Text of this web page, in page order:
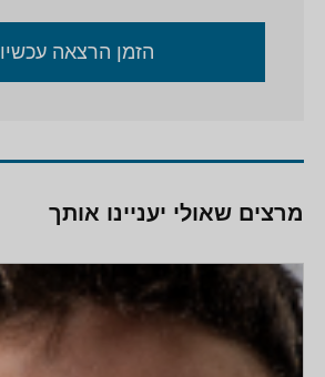
הזמן הרצאה עכשיו
מרצים שאולי יעניינו אותך